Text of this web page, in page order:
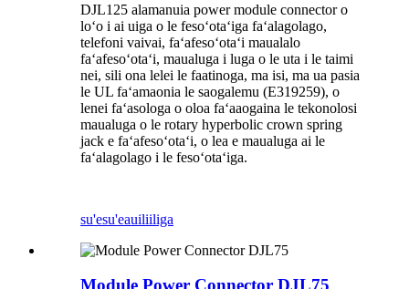
DJL125 alamanuia power module connector o
loʻo i ai uiga o le fesoʻotaʻiga faʻalagolago,
telefoni vaivai, faʻafesoʻotaʻi maualalo
faʻafesoʻotaʻi, maualuga i luga o le uta i le taimi
nei, sili ona lelei le faatinoga, ma isi, ma ua pasia
le UL faʻamaonia le saogalemu (E319259), o
lenei faʻasologa o oloa faʻaaogaina le tekonolosi
maualuga o le rotary hyperbolic crown spring
jack e faʻafesoʻotaʻi, o lea e maualuga ai le
faʻalagolago i le fesoʻotaʻiga.
su'esu'eauiliiliga
Module Power Connector DJL75